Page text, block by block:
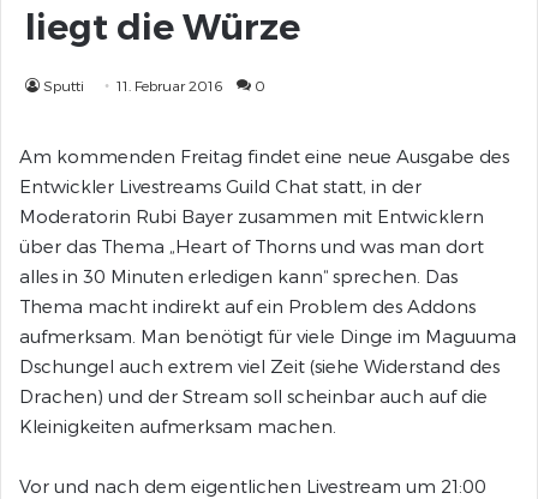
liegt die Würze
Sputti 11. Februar 2016 0
Am kommenden Freitag findet eine neue Ausgabe des
Entwickler Livestreams Guild Chat statt, in der
Moderatorin Rubi Bayer zusammen mit Entwicklern
über das Thema „Heart of Thorns und was man dort
alles in 30 Minuten erledigen kann“ sprechen. Das
Thema macht indirekt auf ein Problem des Addons
aufmerksam. Man benötigt für viele Dinge im Maguuma
Dschungel auch extrem viel Zeit (siehe Widerstand des
Drachen) und der Stream soll scheinbar auch auf die
Kleinigkeiten aufmerksam machen.
Vor und nach dem eigentlichen Livestream um 21:00